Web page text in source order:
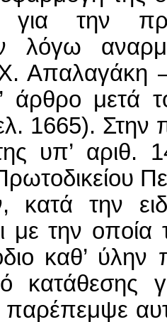
την
λόγω
άρθρο μετά
1665). Στην
υπ’ αριθ.
κατά την
με την οποία
καθ’
κατάθεσης